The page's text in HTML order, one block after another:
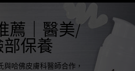
薦｜醫美/
保養
與哈佛皮膚科醫師合作，